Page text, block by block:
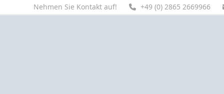
Nehmen Sie Kontakt auf! +49 (0) 2865 2669966